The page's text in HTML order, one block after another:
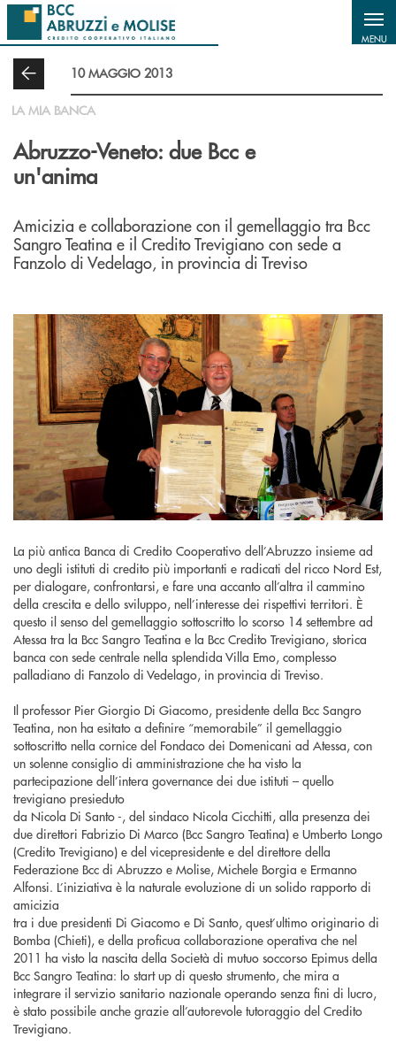
Salta al contenuto principale
MENU
10 MAGGIO 2013
LA MIA BANCA
Abruzzo-Veneto: due Bcc e
un'anima
Amicizia e collaborazione con il gemellaggio tra Bcc
Sangro Teatina e il Credito Trevigiano con sede a
Fanzolo di Vedelago, in provincia di Treviso
La più antica Banca di Credito Cooperativo dell’Abruzzo insieme ad
uno degli istituti di credito più importanti e radicati del ricco Nord Est,
per dialogare, confrontarsi, e fare una accanto all’altra il cammino
della crescita e dello sviluppo, nell’interesse dei rispettivi territori. È
questo il senso del gemellaggio sottoscritto lo scorso 14 settembre ad
Atessa tra la Bcc Sangro Teatina e la Bcc Credito Trevigiano, storica
banca con sede centrale nella splendida Villa Emo, complesso
palladiano di Fanzolo di Vedelago, in provincia di Treviso.
Il professor Pier Giorgio Di Giacomo, presidente della Bcc Sangro
Teatina, non ha esitato a definire “memorabile” il gemellaggio
sottoscritto nella cornice del Fondaco dei Domenicani ad Atessa, con
un solenne consiglio di amministrazione che ha visto la
partecipazione dell’intera governance dei due istituti – quello
trevigiano presieduto
da Nicola Di Santo -, del sindaco Nicola Cicchitti, alla presenza dei
due direttori Fabrizio Di Marco (Bcc Sangro Teatina) e Umberto Longo
(Credito Trevigiano) e del vicepresidente e del direttore della
Federazione Bcc di Abruzzo e Molise, Michele Borgia e Ermanno
Alfonsi. L’iniziativa è la naturale evoluzione di un solido rapporto di
amicizia
tra i due presidenti Di Giacomo e Di Santo, quest’ultimo originario di
Bomba (Chieti), e della proficua collaborazione operativa che nel
2011 ha visto la nascita della Società di mutuo soccorso Epimus della
Bcc Sangro Teatina: lo start up di questo strumento, che mira a
integrare il servizio sanitario nazionale operando senza fini di lucro,
è stato possibile anche grazie all’autorevole tutoraggio del Credito
Trevigiano.